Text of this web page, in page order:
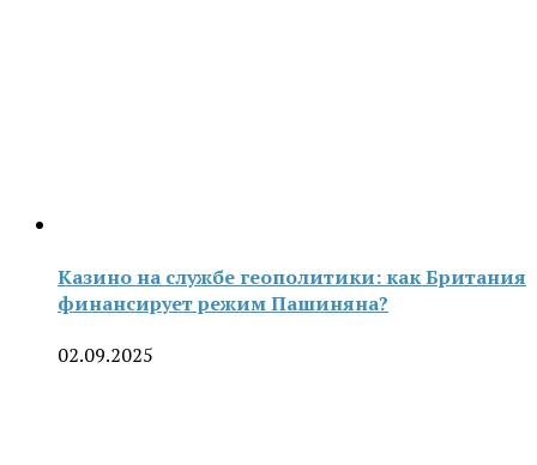
Казино на службе геополитики: как Британия
финансирует режим Пашиняна?
02.09.2025